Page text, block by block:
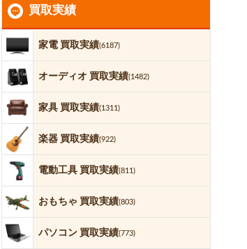
買取実績
家電 買取実績(6187)
オーディオ 買取実績(1482)
家具 買取実績(1311)
楽器 買取実績(922)
電動工具 買取実績(811)
おもちゃ 買取実績(803)
パソコン 買取実績(773)